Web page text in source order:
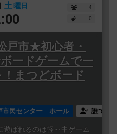
土曜日
4
0
戸市★初心者・
ードゲームで一
まつどボード
市民センター ホール 誰でも
ばれるのは軽～中ゲーム